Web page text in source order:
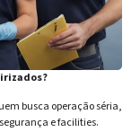
busca operação séria,
e facilities.